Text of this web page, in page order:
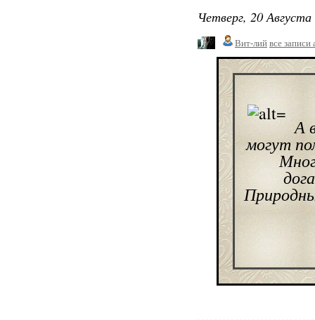
Четверг, 20
Вит-лий все записи
А
могут